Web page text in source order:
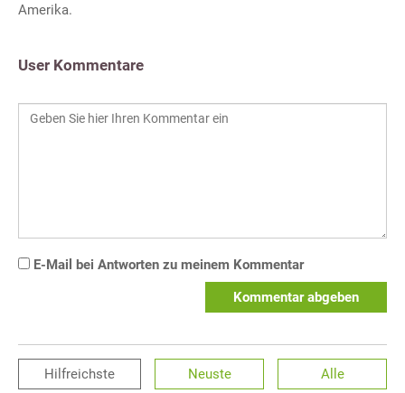
Amerika.
User Kommentare
E-Mail bei Antworten zu meinem Kommentar
Kommentar abgeben
Hilfreichste Neuste Alle